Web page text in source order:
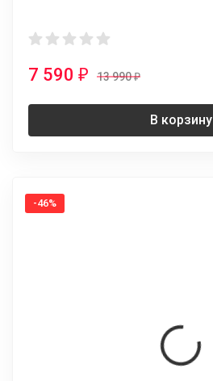
7 590 ₽ 13 990₽
В корзину
-46%